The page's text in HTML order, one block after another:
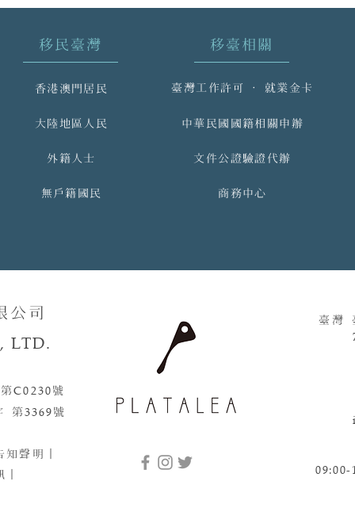
移民臺灣
香港澳門居民
大陸地區人民
外籍人士
無戶籍國民
移臺相關
臺灣工作許可 ‧ 就業金卡
中華民國國籍相關申辦
文件公證驗證代辦
商務中心
公司
LTD.
C0230號​​
第3369號
知聲明 ｜
臺灣
09:00-